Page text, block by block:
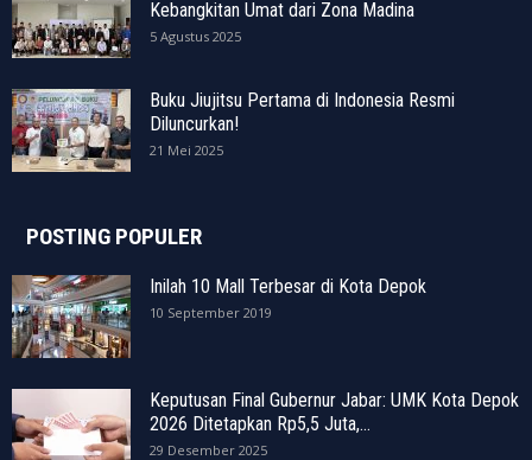
Kebangkitan Umat dari Zona Madina
5 Agustus 2025
Buku Jiujitsu Pertama di Indonesia Resmi
Diluncurkan!
21 Mei 2025
POSTING POPULER
Inilah 10 Mall Terbesar di Kota Depok
10 September 2019
Keputusan Final Gubernur Jabar: UMK Kota Depok
2026 Ditetapkan Rp5,5 Juta,...
29 Desember 2025